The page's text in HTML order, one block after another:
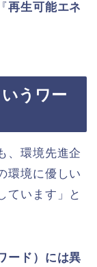
再生可能エネ
いうワー
、環境先進企
環境に優しい
ています」と
ード）には異